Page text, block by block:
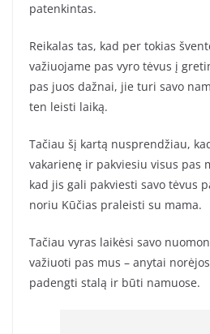
patenkintas.
Reikalas tas, kad per tokias
važiuojame pas vyro tėvus į
pas juos dažnai, jie turi savo
ten leisti laiką.
Tačiau šį kartą nusprendžiau,
vakarienę ir pakviesiu visus pas
kad jis gali pakviesti savo tėvus
noriu Kūčias praleisti su mama.
Tačiau vyras laikėsi savo
važiuoti pas mus – anytai
padengti stalą ir būti namuose.